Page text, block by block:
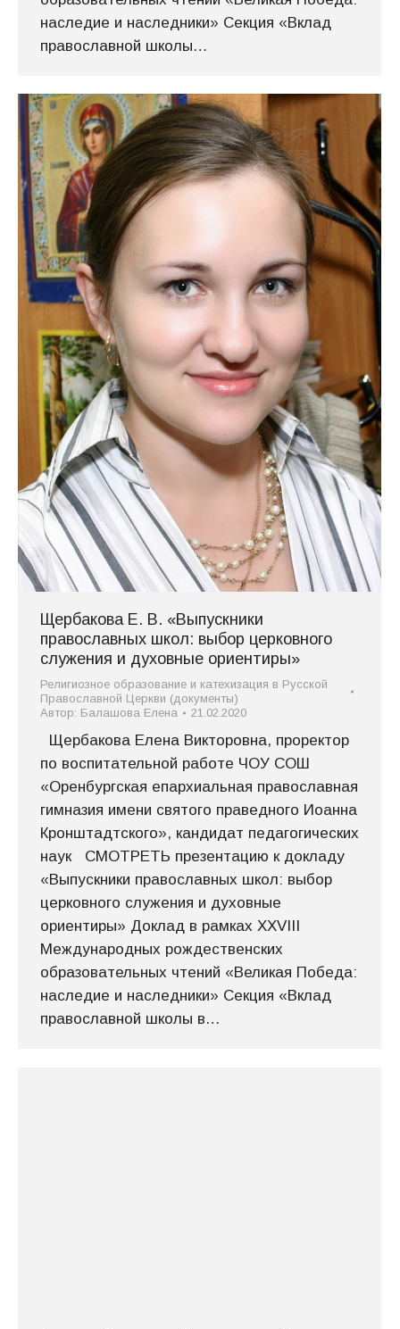
наследие и наследники» Секция «Вклад
православной школы…
Щербакова Е. В. «Выпускники
православных школ: выбор церковного
служения и духовные ориентиры»
Религиозное образование и катехизация в Русской
Православной Церкви (документы)
Автор: Балашова Елена 21.02.2020
Щербакова Елена Викторовна, проректор
по воспитательной работе ЧОУ СОШ
«Оренбургская епархиальная православная
гимназия имени святого праведного Иоанна
Кронштадтского», кандидат педагогических
наук СМОТРЕТЬ презентацию к докладу
«Выпускники православных школ: выбор
церковного служения и духовные
ориентиры» Доклад в рамках XXVIII
Международных рождественских
образовательных чтений «Великая Победа:
наследие и наследники» Секция «Вклад
православной школы в…